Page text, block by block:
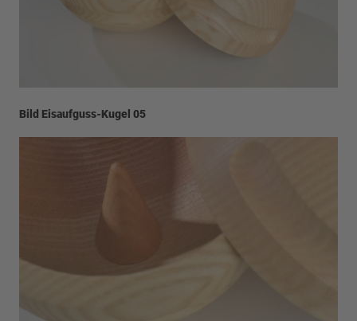
Bild Eisaufguss-Kugel 05